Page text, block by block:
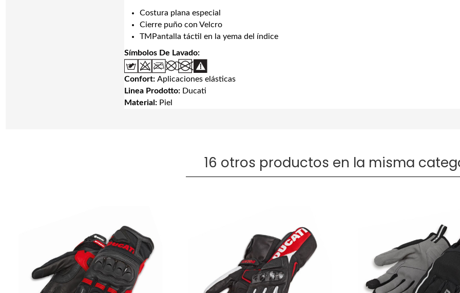
Costura plana especial
Cierre puño con Velcro
TMPantalla táctil en la yema del índice
Símbolos De Lavado:
Confort: Aplicaciones elásticas
Linea Prodotto: Ducati
Material: Piel
16 otros productos en la misma